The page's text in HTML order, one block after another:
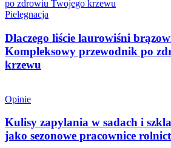
Pielęgnacja
Dlaczego liście laurowiśni
Kompleksowy przewodnik po
krzewu
Opinie
Kulisy zapylania w sadach i
jako sezonowe pracownice